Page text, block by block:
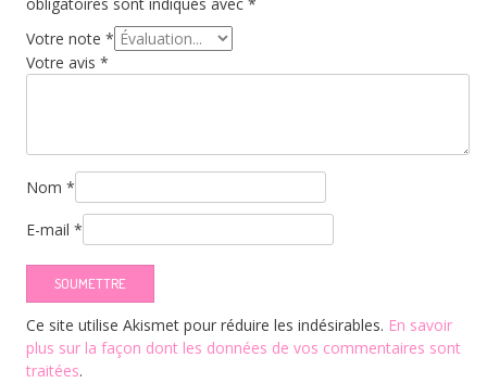
Votre note*
Votre avis*
Nom*
E-mail*
Ce site utilise Akismet pour réduire les indésirables. En savoir
plus sur la façon dont les données de vos commentaires sont
traitées.